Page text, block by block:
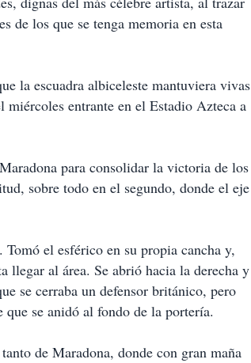
de los que se tenga memoria en esta
la escuadra albiceleste mantuviera vivas
miércoles entrante en el Estadio Azteca a
para consolidar la victoria de los
sobre todo en el segundo, donde el eje
el esférico en su propia cancha y,
llegar al área. Se abrió hacia la derecha y
se cerraba un defensor británico, pero
se anidó al fondo de la portería.
de Maradona, donde con gran maña